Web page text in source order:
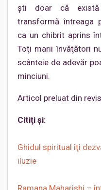
şti doar că există
transformă întreaga
ca un chibrit aprins
Toţi marii învăţători
scânteie de adevăr
minciuni.
Articol preluat din
Citiţi şi:
Ghidul spiritual îţi
iluzie
Ramana Maharishi –